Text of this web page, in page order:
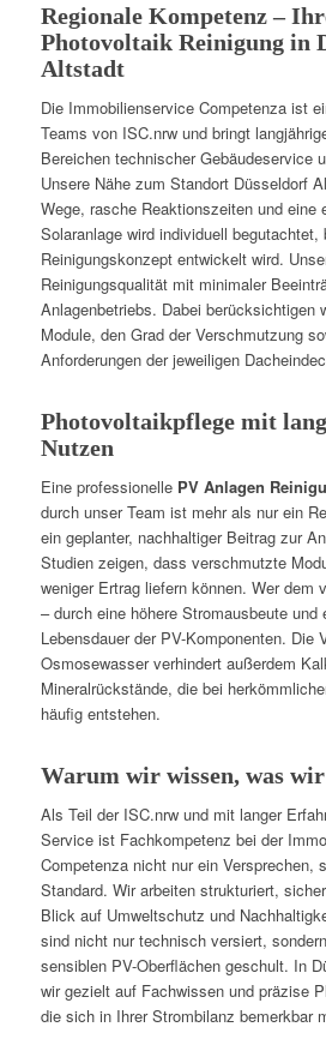
Regionale Kompetenz –
Photovoltaik Reinigung in
Altstadt
Die Immobilienservice Competenza ist
Teams von ISC.nrw und bringt
Bereichen technischer Gebäudeservice
Unsere Nähe zum Standort Düsseldorf
Wege, rasche Reaktionszeiten und eine
Solaranlage wird individuell begutachtet,
Reinigungskonzept entwickelt wird.
Reinigungsqualität mit minimaler
Anlagenbetriebs. Dabei berücksichtigen
Module, den Grad der Verschmutzung
Anforderungen der jeweiligen
Photovoltaikpflege mit
Nutzen
Eine professionelle PV Anlagen
durch unser Team ist mehr als nur ein
ein geplanter, nachhaltiger Beitrag zur
Studien zeigen, dass verschmutzte
weniger Ertrag liefern können. Wer dem
– durch eine höhere Stromausbeute und
Lebensdauer der PV-Komponenten. Die
Osmosewasser verhindert außerdem
Mineralrückstände, die bei
häufig entstehen.
Warum wir wissen, was
Als Teil der ISC.nrw und mit langer
Service ist Fachkompetenz bei der
Competenza nicht nur ein Versprechen,
Standard. Wir arbeiten strukturiert,
Blick auf Umweltschutz und
sind nicht nur technisch versiert,
sensiblen PV-Oberflächen geschult. In
wir gezielt auf Fachwissen und präzise
die sich in Ihrer Strombilanz bemerkbar